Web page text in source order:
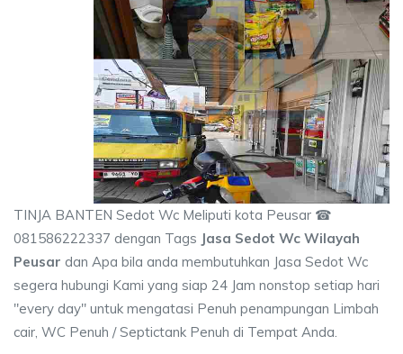
TINJA BANTEN Sedot Wc Meliputi kota Peusar ☎
081586222337 dengan Tags Jasa Sedot Wc Wilayah
Peusar dan Apa bila anda membutuhkan Jasa Sedot Wc
segera hubungi Kami yang siap 24 Jam nonstop setiap hari
"every day" untuk mengatasi Penuh penampungan Limbah
cair, WC Penuh / Septictank Penuh di Tempat Anda.